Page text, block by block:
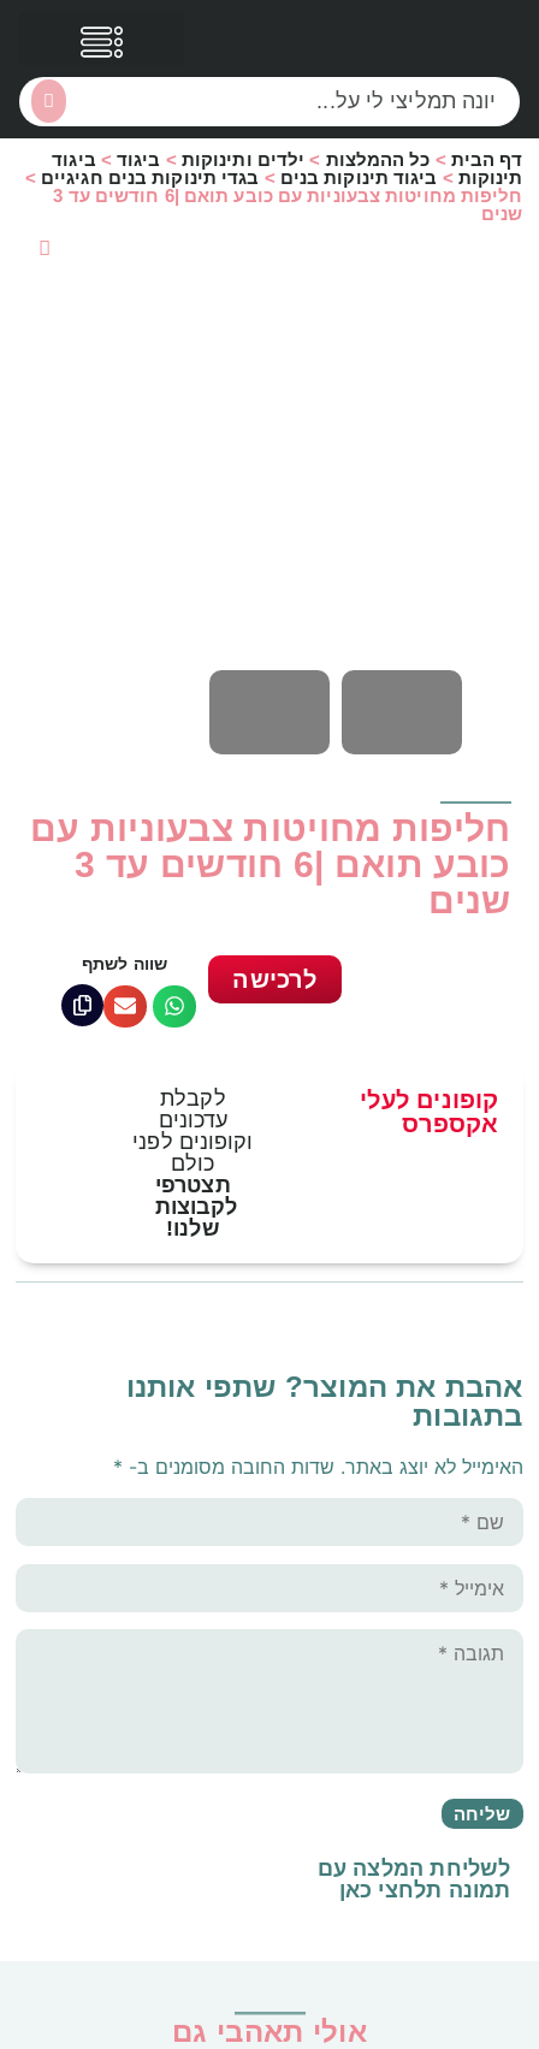
דף הבית > כל ההמלצות > ילדים ותינוקות > ביגוד> ביגוד
תינוקות > ביגוד תינוקות בנים > בגדי תינוקות בנים חגיגיים >
חליפות מחויטות צבעוניות עם כובע תואם |6 חודשים עד 3
שנים
חליפות מחויטות צבעוניות עם
כובע תואם |6 חודשים עד 3
שנים
שווה לשתף
לרכישה
לקבלת
עדכונים
וקופונים לפני
כולם
תצטרפי
לקבוצות
שלנו!
קופונים לעלי
אקספרס
אהבת את המוצר? שתפי אותנו
בתגובות
האימייל לא יוצג באתר. שדות החובה מסומנים ב- *
לשליחת המלצה עם
תמונה תלחצי כאן
אולי תאהבי גם